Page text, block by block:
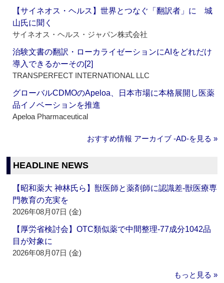
【サイネオス・ヘルス】世界とつなぐ「翻訳者」に 城
山氏に聞く
サイネオス・ヘルス・ジャパン株式会社
治験文書の翻訳・ローカライゼーションにAIをどれだけ
導入できるかーその[2]
TRANSPERFECT INTERNATIONAL LLC
グローバルCDMOのApeloa、日本市場に本格展開し医薬
品イノベーションを推進
Apeloa Pharmaceutical
おすすめ情報 アーカイブ ‐AD‐を見る »
HEADLINE NEWS
【昭和薬大 神林氏ら】獣医師と薬剤師に認識差‐獣医療専
門教育の充実を
2026年08月07日 (金)
【厚労省検討会】OTC類似薬で中間整理‐77成分1042品
目が対象に
2026年08月07日 (金)
もっと見る »